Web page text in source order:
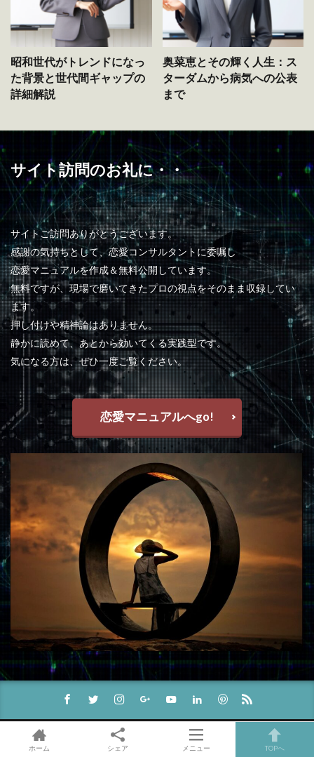
昭和世代がトレンドになっ
た背景と世代間ギャップの
詳細解説
奥菜恵とその輝く人生：ス
ターダムから病気への公表
まで
サイト訪問のお礼に・・
サイトご訪問ありがとうございます。
感謝の気持ちとして、恋愛コンサルタントに委嘱し
恋愛マニュアルを作成＆無料公開しています。
無料ですが、現場で磨いてきたプロの視点をそのまま収録してい
ます。
押し付けや精神論はありません。
静かに読めて、あとから効いてくる実践型です。
気になる方は、ぜひ一度ご覧ください。
恋愛マニュアルへgo!
ホーム シェア メニュー TOPへ